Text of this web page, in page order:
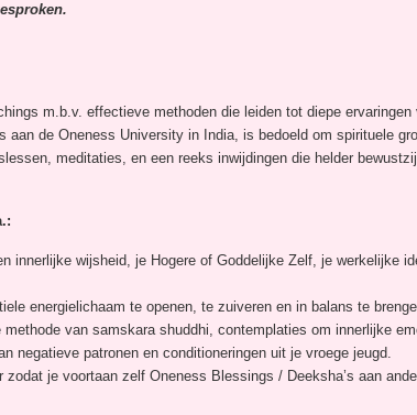
m.b.v. effectieve methoden die leiden tot diepe ervaringen
aan de Oneness University in India, is bedoeld om spirituele
meditaties, en een reeks inwijdingen die helder
innerlijke wijsheid, je Hogere of Goddelijke Zelf, je werkelijke
energielichaam te openen, te zuiveren en in balans te
van samskara shuddhi, contemplaties om innerlijke
negatieve patronen en conditioneringen uit je vroege jeugd.
je voortaan zelf Oneness Blessings / Deeksha’s aan